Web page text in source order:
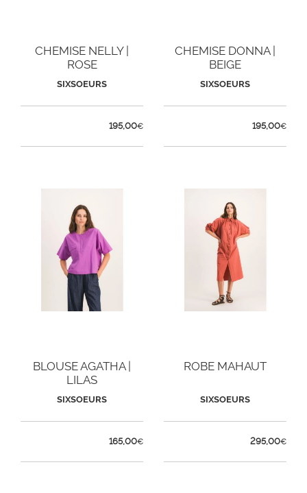
CHEMISE NELLY |
ROSE
SIXSOEURS
195,00€
CHEMISE DONNA |
BEIGE
SIXSOEURS
195,00€
BLOUSE AGATHA |
LILAS
SIXSOEURS
165,00€
ROBE MAHAUT
SIXSOEURS
295,00€